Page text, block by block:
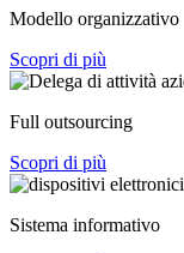
Modello organizzativo
Scopri di più
Full outsourcing
Scopri di più
Sistema informativo